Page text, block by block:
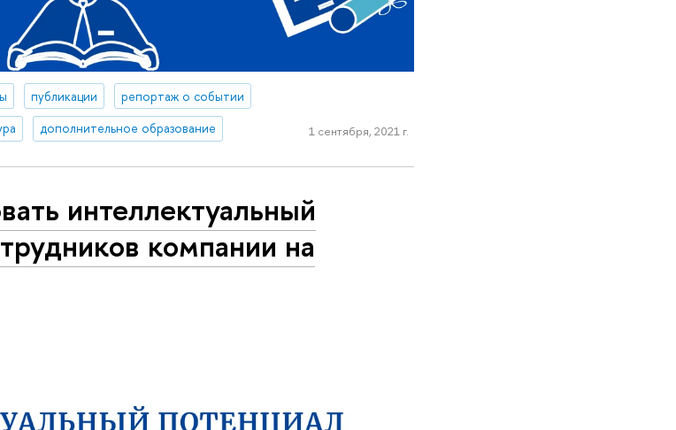
публикации
репортаж о событии
дополнительное образование 1 сентября, 2021 г.
интеллектуальный
компании на